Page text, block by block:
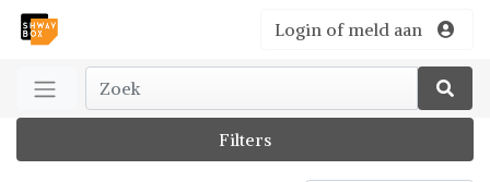
Login of meld aan
Filters